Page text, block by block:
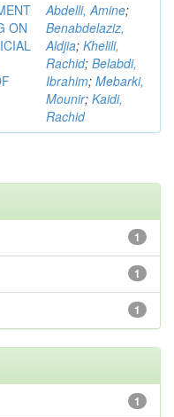
ON
Abdelli, Amine;
Benabdelaziz,
Aldjia; Khelili,
Rachid; Belabdi,
Ibrahim; Mebarki,
Mounir; Kaidi,
Rachid
1
1
1
1